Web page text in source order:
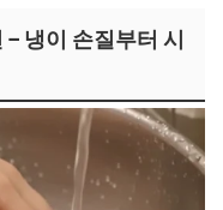
냉이 손질부터 시